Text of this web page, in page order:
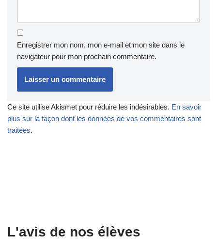
Enregistrer mon nom, mon e-mail et mon site dans le
navigateur pour mon prochain commentaire.
Ce site utilise Akismet pour réduire les indésirables. En savoir
plus sur la façon dont les données de vos commentaires sont
traitées.
L'avis de nos élèves